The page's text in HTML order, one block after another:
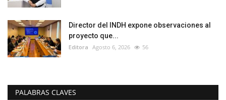
Director del INDH expone observaciones al
proyecto que...
Editora Agosto 6, 2026 56
PALABRAS CLAVES